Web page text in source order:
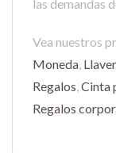
las demandas
Vea nuestros
Moneda
Regalos Cinta
Regalos